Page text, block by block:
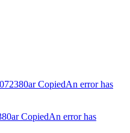
CopiedAn error has
CopiedAn error has